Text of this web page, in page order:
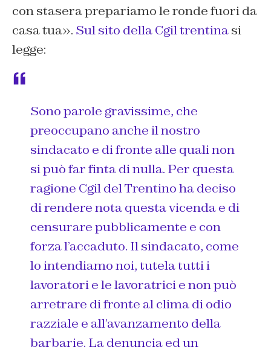
con stasera prepariamo le ronde fuori da
casa tua». Sul sito della Cgil trentinasi
legge:
Sono parole gravissime, che
preoccupano anche il nostro
sindacato e di fronte alle quali non
si può far finta di nulla. Per questa
ragione Cgil del Trentino ha deciso
di rendere nota questa vicenda e di
censurare pubblicamente e con
forza l’accaduto. Il sindacato, come
lo intendiamo noi, tutela tutti i
lavoratori e le lavoratrici e non può
arretrare di fronte al clima di odio
razziale e all’avanzamento della
barbarie. La denuncia ed un